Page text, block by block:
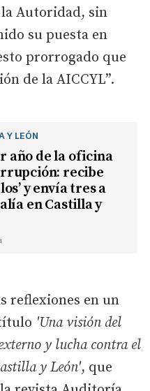
Autoridad, sin
su puesta en
prorrogado que
de la AICCYL”.
Y LEÓN
año de la oficina
recibe
y envía tres a
en Castilla y
reflexiones en un
'Una visión del
y lucha contra el
y León', que